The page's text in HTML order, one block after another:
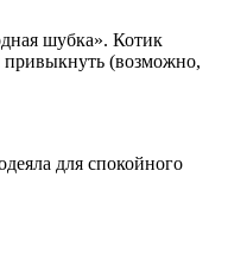
шубка». Котик
привыкнуть (возможно,
для спокойного